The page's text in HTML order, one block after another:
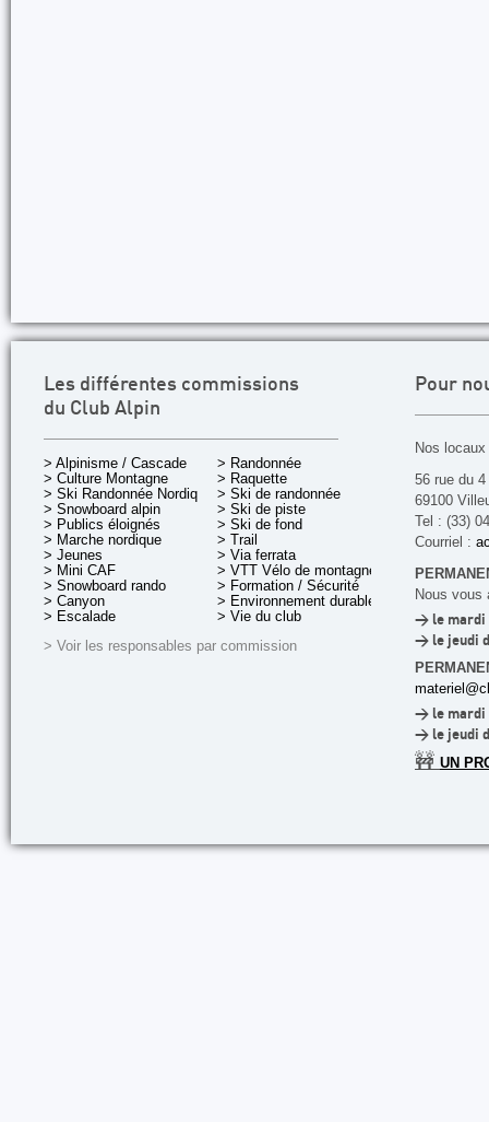
Les différentes commissions
du Club Alpin
> Alpinisme / Cascade
> Culture Montagne
> Ski Randonnée Nordique
> Snowboard alpin
> Publics éloignés
> Marche nordique
> Jeunes
> Mini CAF
> Snowboard rando
> Canyon
> Escalade
> Randonnée
> Raquette
> Ski de randonnée
> Ski de piste
> Ski de fond
> Trail
> Via ferrata
> VTT Vélo de montagne
> Formation / Sécurité
> Environnement durable
> Vie du club
> Voir les responsables par commission
Pour
Nos
56 rue du
69100
Tel : (33)
Courriel :
Nous vous
> le mardi
> le jeudi
> le mardi
> le jeudi
🚧 UN